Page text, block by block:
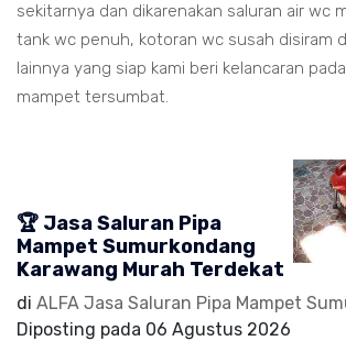
sekitarnya dan dikarenakan saluran air wc
tank wc penuh, kotoran wc susah disiram
lainnya yang siap kami beri kelancaran
mampet tersumbat.
🏆 Jasa Saluran Pipa
Mampet Sumurkondang
Karawang Murah Terdekat
di ALFA Jasa Saluran Pipa Mampet
Diposting pada 06 Agustus 2026